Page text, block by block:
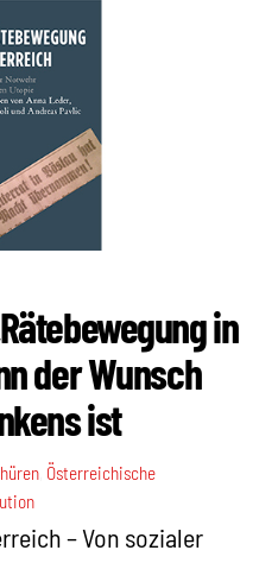
in
der Wunsch
ist
Österreichische
– Von sozialer